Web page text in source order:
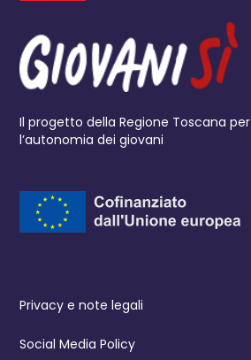
Il progetto della Regione Toscana per
l’autonomia dei giovani
Privacy e note legali
Social Media Policy